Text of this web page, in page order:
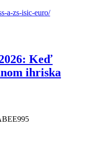
a-zs-isic-euro/
Keď
ihriska